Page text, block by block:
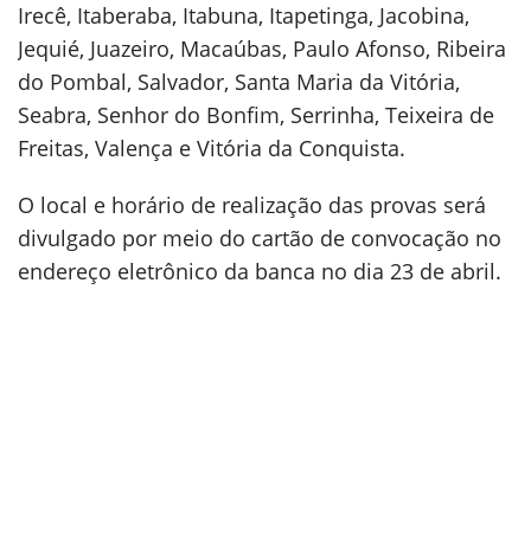
Irecê, Itaberaba, Itabuna, Itapetinga, Jacobina,
Jequié, Juazeiro, Macaúbas, Paulo Afonso, Ribeira
do Pombal, Salvador, Santa Maria da Vitória,
Seabra, Senhor do Bonfim, Serrinha, Teixeira de
Freitas, Valença e Vitória da Conquista.
O local e horário de realização das provas será
divulgado por meio do cartão de convocação no
endereço eletrônico da banca no dia 23 de abril.